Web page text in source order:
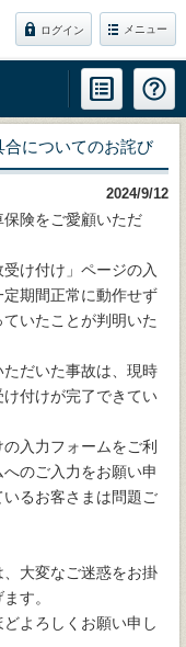
ログイン メニュー
合についてのお詫び
2024/9/12
険をご愛顧いただ
け付け」ページの入
期間正常に動作せず
いたことが判明いた
だいた事故は、現時
付けが完了できてい
入力フォームをご利
のご入力をお願い申
るお客さまは問題ご
大変なご迷惑をお掛
す。
よろしくお願い申し